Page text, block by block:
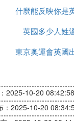
事件
什麼能反映你是
英國多少人姓
東京奧運會英國
2025-10-20 08:42:58
：2025-10-20